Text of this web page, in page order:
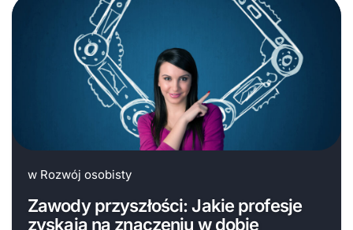
w Rozwój osobisty
Zawody przyszłości: Jakie profesje
zyskają na znaczeniu w dobie